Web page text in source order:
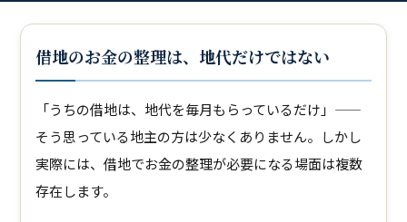
借地のお金の整理は、地代だけではない
「うちの借地は、地代を毎月もらっているだけ」——
そう思っている地主の方は少なくありません。しかし
実際には、借地でお金の整理が必要になる場面は複数
存在します。